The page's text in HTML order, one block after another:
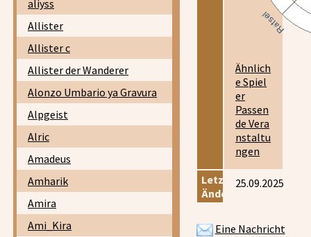
aliyss
Allister
Allister c
Allister der Wanderer
Alonzo Umbario ya Gravura
Alpgeist
Alric
Amadeus
Amharik
Amira
Ami_Kira
Ähnlich
e Spiel
er
Passen
de Vera
nstaltu
ngen
Letzte
Änderung:
25.09.2025
Eine Nachricht